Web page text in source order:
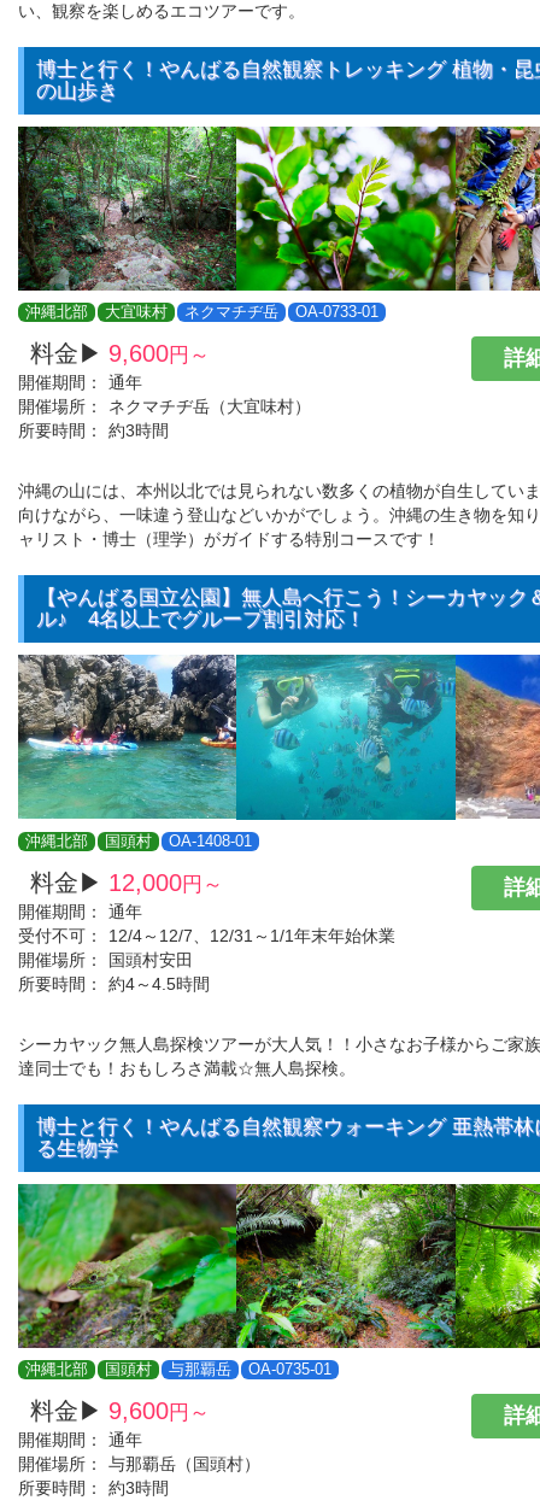
い、観察を楽しめるエコツアーです。
博士と行く！やんばる自然観察トレッキング 植物・
の山歩き
沖縄北部 大宜味村 ネクマチヂ岳 OA-0733-01
料金▶ 9,600円～
開催期間：
通年
開催場所：
ネクマチヂ岳（大宜味村）
所要時間：
約3時間
詳
沖縄の山には、本州以北では見られない数多くの植物が自生してい
向けながら、一味違う登山などいかがでしょう。沖縄の生き物を知
ャリスト・博士（理学）がガイドする特別コースです！
【やんばる国立公園】無人島へ行こう！シーカヤック
ル♪ 4名以上でグループ割引対応！
沖縄北部 国頭村 OA-1408-01
料金▶ 12,000円～
開催期間：
通年
受付不可：
12/4～12/7、12/31～1/1年末年始休業
開催場所：
国頭村安田
所要時間：
約4～4.5時間
詳
シーカヤック無人島探検ツアーが大人気！！小さなお子様からご家
達同士でも！おもしろさ満載☆無人島探検。
博士と行く！やんばる自然観察ウォーキング 亜熱帯
る生物学
沖縄北部 国頭村 与那覇岳 OA-0735-01
料金▶ 9,600円～
開催期間：
通年
開催場所：
与那覇岳（国頭村）
所要時間：
約3時間
詳